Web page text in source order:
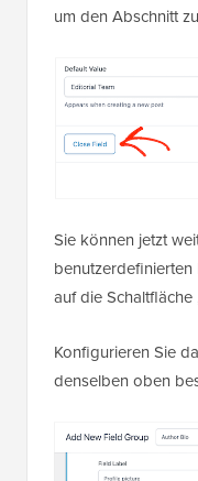
um den Abschnitt
Sie können jetzt
auf die Schaltfläche
Konfigurieren Sie
denselben oben